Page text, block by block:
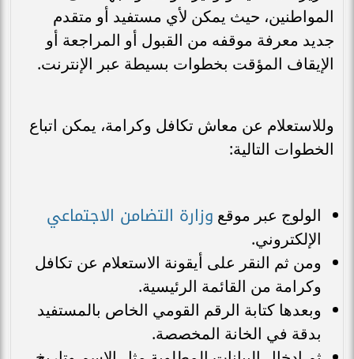
المواطنين، حيث يمكن لأي مستفيد أو متقدم
جديد معرفة موقفه من القبول أو المراجعة أو
الإيقاف المؤقت بخطوات بسيطة عبر الإنترنت.
وللاستعلام عن معاش تكافل وكرامة، يمكن اتباع
الخطوات التالية:
الولوج عبر موقع وزارة التضامن الاجتماعي
الإلكتروني.
ومن ثم النقر على أيقونة الاستعلام عن تكافل
وكرامة من القائمة الرئيسية.
وبعدها كتابة الرقم القومي الخاص بالمستفيد
بدقة في الخانة المخصصة.